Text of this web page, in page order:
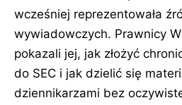
wcześniej reprezentowała
wywiadowczych. Prawnicy
pokazali jej, jak złożyć
do SEC i jak dzielić się
dziennikarzami bez